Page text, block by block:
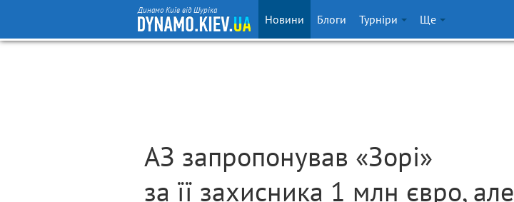
Динамо Київ від Шуріка
Новини Блоги Турніри Ще
АЗ запропонував «Зорі»
за її захисника 1 млн євро, але